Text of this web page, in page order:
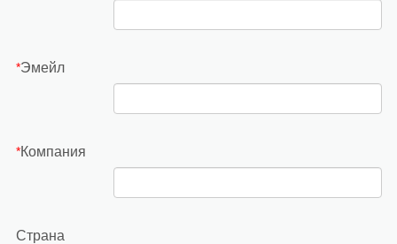
*Эмейл
*Компания
Страна